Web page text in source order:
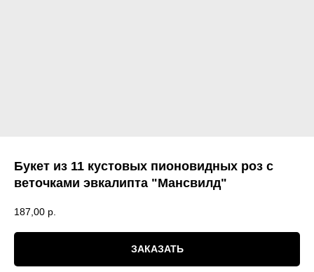
Букет из 11 кустовых пионовидных роз с
веточками эвкалипта "Мансвилд"
187,00 р.
ЗАКАЗАТЬ